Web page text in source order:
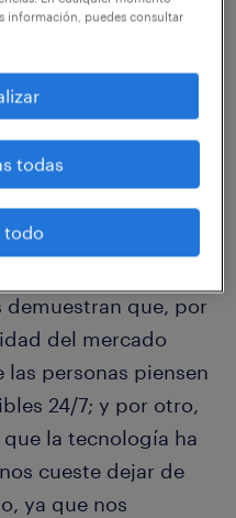
de 2015, estudio
de RR.HH.
piensa que su
disponible por
durante las
la empresa espera
demuestran que, por
del mercado
personas piensen
24/7; y por otro,
la tecnología ha
cueste dejar de
ya que nos
información, puedes consultar
todas
todo